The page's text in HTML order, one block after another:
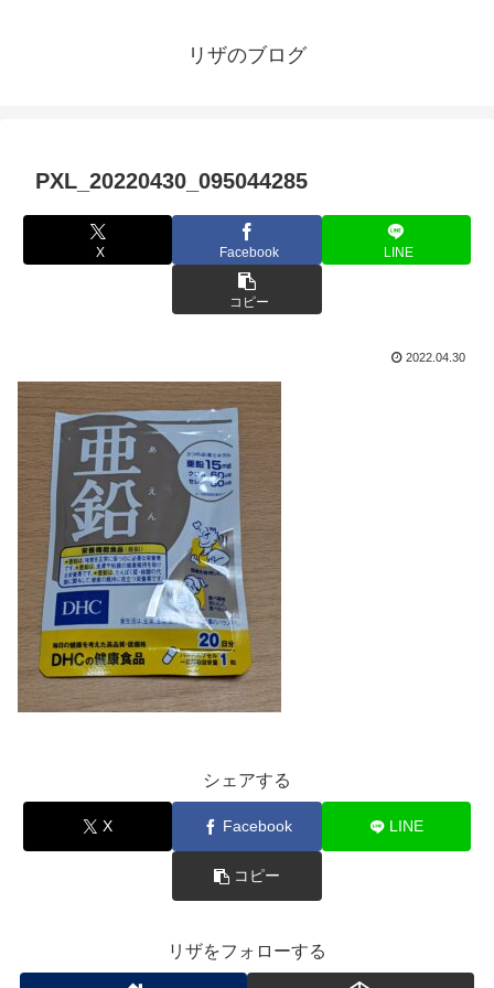
リザのブログ
PXL_20220430_095044285
X Facebook LINE
コピー
2022.04.30
シェアする
X Facebook LINE
コピー
リザをフォローする